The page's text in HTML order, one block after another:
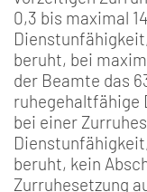
0,3 bis maximal
beruht, bei
der Beamte das
ruhegehaltfähige
bei einer
beruht, kein
Zurruhesetzung